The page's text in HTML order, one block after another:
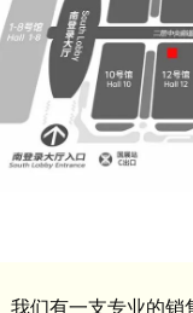
有一支专业的销